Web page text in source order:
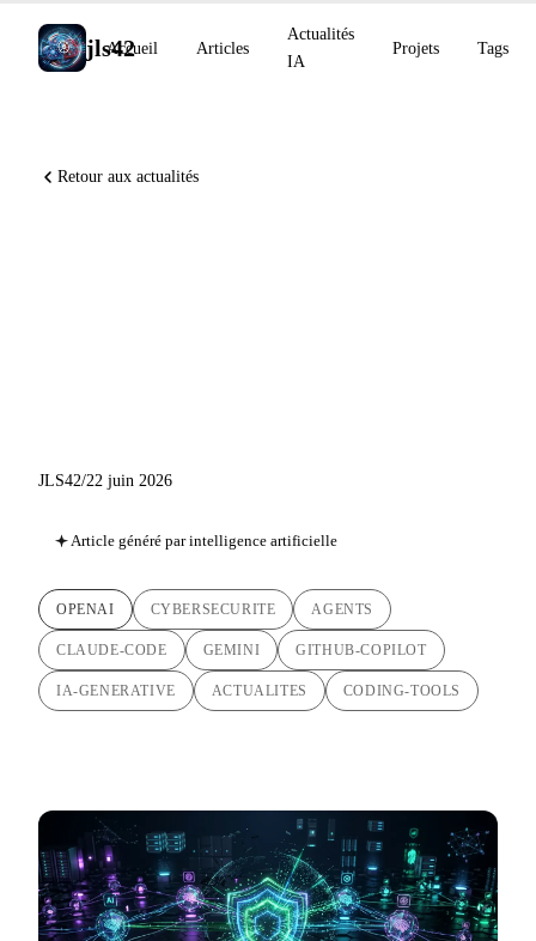
jls42
Accueil Articles
Actualités
IA
Projets Tags
Retour aux actualités
JLS42/22 juin 2026
Article généré par intelligence artificielle
OPENAI CYBERSECURITE AGENTS
CLAUDE-CODE GEMINI GITHUB-COPILOT
IA-GENERATIVE ACTUALITES CODING-TOOLS